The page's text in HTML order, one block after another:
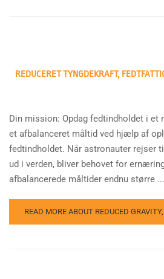
REDUCERET TYNGDEKRAFT,
Din mission: Opdag fedtindholdet i
et afbalanceret måltid ved hjælp af
fedtindholdet. Når astronauter rejser
ud i verden, bliver behovet for
afbalancerede måltider endnu større ...
READ MORE ABOUT REDUCED